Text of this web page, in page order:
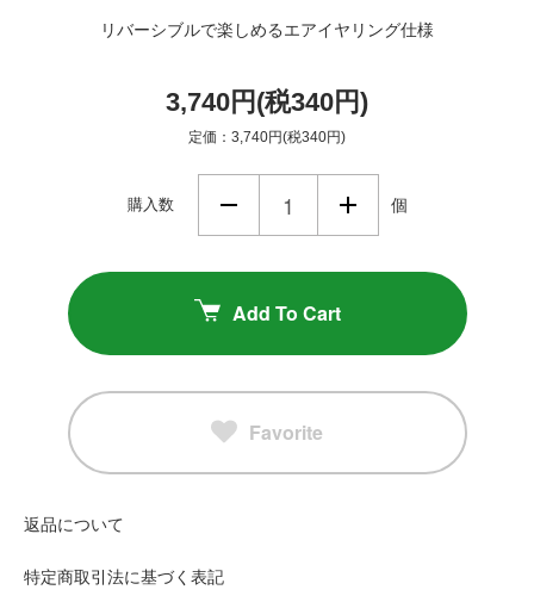
リバーシブルで楽しめるエアイヤリング仕様
3,740円(税340円)
定価：3,740円(税340円)
購入数 個
Add To Cart
Favorite
返品について
特定商取引法に基づく表記